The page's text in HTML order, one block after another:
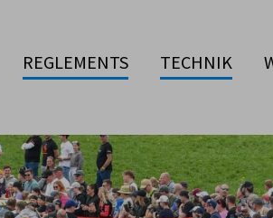
REGLEMENTS TECHNIK